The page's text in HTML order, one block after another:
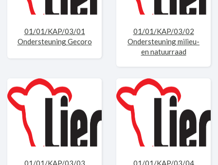
01/01/KAP/03/01
Ondersteuning Gecoro
01/01/KAP/03/02
Ondersteuning milieu-
en natuurraad
01/01/KAP/03/03
01/01/KAP/03/04